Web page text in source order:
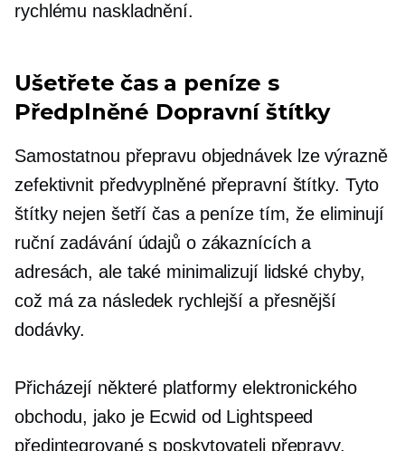
rychlému naskladnění.
Ušetřete čas a peníze s
Předplněné Dopravní štítky
Samostatnou přepravu objednávek lze výrazně
zefektivnit předvyplněnépřepravní štítky. Tyto
štítky nejen šetří čas a peníze tím, že eliminují
ruční zadávání údajů o zákaznících a
adresách, ale také minimalizují lidské chyby,
což má za následek rychlejší a přesnější
dodávky.
Přicházejí některé platformy elektronického
obchodu, jako je Ecwid od Lightspeed
předintegrovanés poskytovateli přepravy,